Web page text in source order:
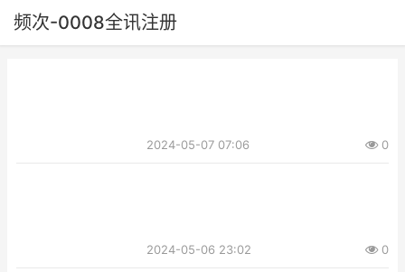
频次-0008全讯注册
2024-05-07 07:06 0
2024-05-06 23:02 0